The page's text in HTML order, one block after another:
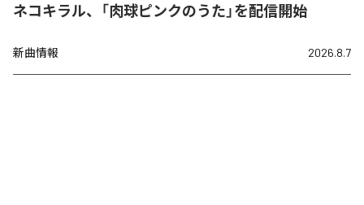
ネコキラル、「肉球ピンクのうた」を配信開始
新曲情報 2026.8.7